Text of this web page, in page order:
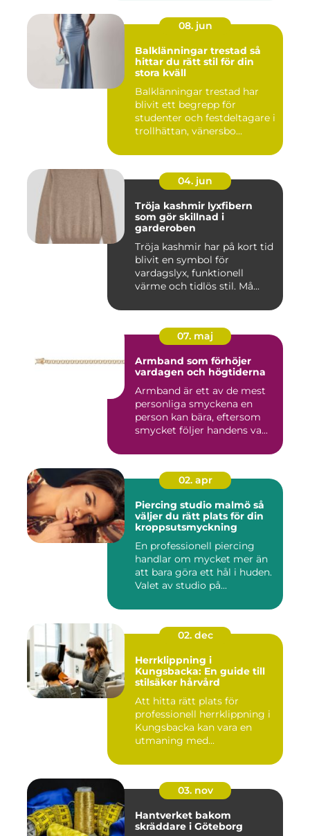
08. jun
Balklänningar trestad så
hittar du rätt stil för din
stora kväll
Balklänningar trestad har
blivit ett begrepp för
studenter och festdeltagare i
trollhättan, vänersbo...
04. jun
Tröja kashmir lyxfibern
som gör skillnad i
garderoben
Tröja kashmir har på kort tid
blivit en symbol för
vardagslyx, funktionell
värme och tidlös stil. Må...
07. maj
Armband som förhöjer
vardagen och högtiderna
Armband är ett av de mest
personliga smyckena en
person kan bära, eftersom
smycket följer handens va...
02. apr
Piercing studio malmö så
väljer du rätt plats för din
kroppsutsmyckning
En professionell piercing
handlar om mycket mer än
att bara göra ett hål i huden.
Valet av studio på...
02. dec
Herrklippning i
Kungsbacka: En guide till
stilsäker hårvård
Att hitta rätt plats för
professionell herrklippning i
Kungsbacka kan vara en
utmaning med...
03. nov
Hantverket bakom
skräddare i Göteborg